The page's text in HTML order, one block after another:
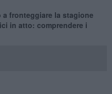
fronteggiare la stagione
in atto: comprendere i